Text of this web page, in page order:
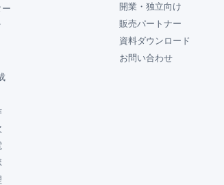
開業・独立向け
販売パートナー
資料ダウンロード
お問い合わせ